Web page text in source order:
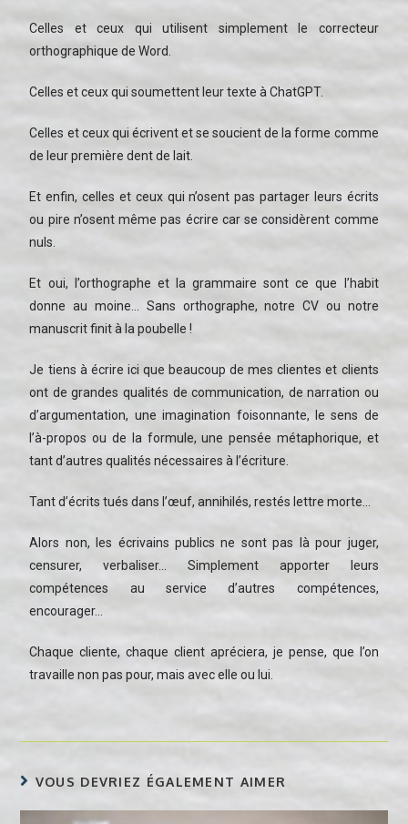
Celles et ceux qui utilisent simplement le correcteur
orthographique de Word.
Celles et ceux qui soumettent leur texte à ChatGPT.
Celles et ceux qui écrivent et se soucient de la forme comme
de leur première dent de lait.
Et enfin, celles et ceux qui n’osent pas partager leurs écrits
ou pire n’osent même pas écrire car se considèrent comme
nuls.
Et oui, l’orthographe et la grammaire sont ce que l’habit
donne au moine… Sans orthographe, notre CV ou notre
manuscrit finit à la poubelle !
Je tiens à écrire ici que beaucoup de mes clientes et clients
ont de grandes qualités de communication, de narration ou
d’argumentation, une imagination foisonnante, le sens de
l’à-propos ou de la formule, une pensée métaphorique, et
tant d’autres qualités nécessaires à l’écriture.
Tant d’écrits tués dans l’œuf, annihilés, restés lettre morte…
Alors non, les écrivains publics ne sont pas là pour juger,
censurer, verbaliser… Simplement apporter leurs
compétences au service d’autres compétences,
encourager…
Chaque cliente, chaque client apréciera, je pense, que l’on
travaille non pas pour, mais avec elle ou lui.
VOUS DEVRIEZ ÉGALEMENT AIMER